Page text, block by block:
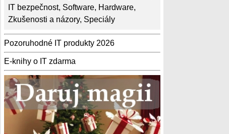
IT bezpečnost, Software, Hardware,
Zkušenosti a názory, Speciály
Pozoruhodné IT produkty 2026
E-knihy o IT zdarma